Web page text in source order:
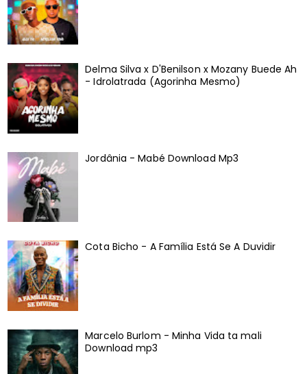
Delma Silva x D'Benilson x Mozany Buede Ah
- Idrolatrada (Agorinha Mesmo)
Jordânia - Mabé Download Mp3
Cota Bicho - A Família Está Se A Duvidir
Marcelo Burlom - Minha Vida ta mali
Download mp3